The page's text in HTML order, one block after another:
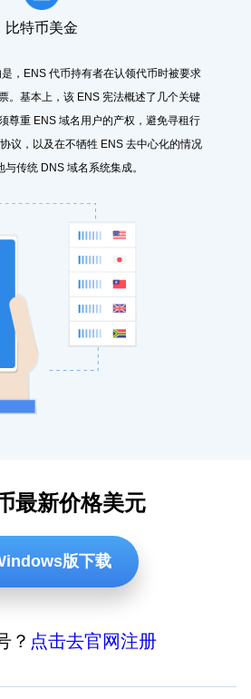
比特币美金
，ENS 代币持有者在认领代币时被要求
。基本上，该 ENS 宪法概述了几个关键
尊重 ENS 域名用户的产权，避免寻租行
议，以及在不牺牲 ENS 去中心化的情况
与传统 DNS 域名系统集成。
最新价格美元
版下载
？ 点击去官网注册